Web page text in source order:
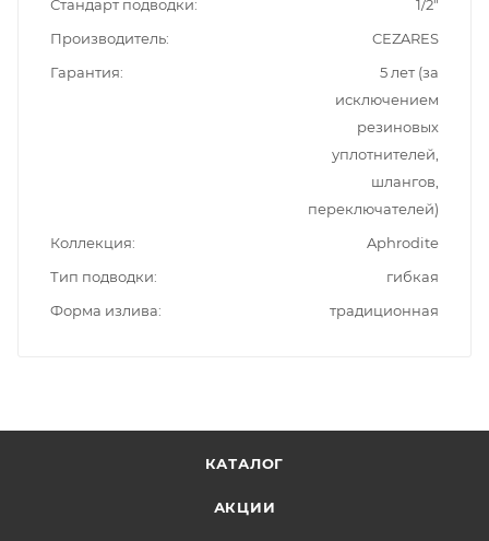
Стандарт подводки
1/2"
Производитель
CEZARES
Гарантия
5 лет (за
исключением
резиновых
уплотнителей,
шлангов,
переключателей)
Коллекция
Aphrodite
Тип подводки
гибкая
Форма излива
традиционная
КАТАЛОГ
АКЦИИ